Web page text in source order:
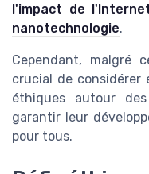
l'impact de
nanotechnologie.
Cependant, malgré
crucial de considérer
éthiques autour
garantir leur
pour tous.